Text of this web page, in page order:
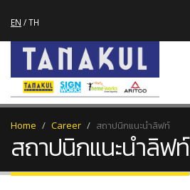
EN /TH
Home Career สถาปนิกแนะนำลิฟท์
สถาปนิกแนะนำลิฟท์